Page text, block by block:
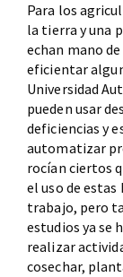
Para los
la tierra y una
echan mano
eficientar
Universidad
pueden usar
deficiencias y
automatizar
rocían ciertos
el uso de
trabajo, pero
estudios ya se
realizar
cosechar,